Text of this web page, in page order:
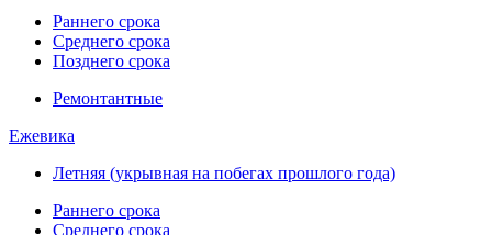
Раннего срока
Среднего срока
Позднего срока
Ремонтантные
Ежевика
Летняя (укрывная на побегах прошлого года)
Раннего срока
Среднего срока